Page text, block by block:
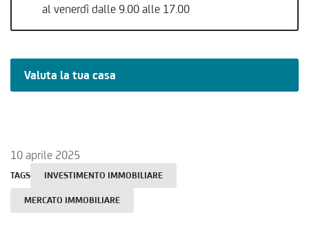
al venerdì dalle 9.00 alle 17.00
Valuta la tua casa
TAGS INVESTIMENTO IMMOBILIARE
MERCATO IMMOBILIARE
10 aprile 2025